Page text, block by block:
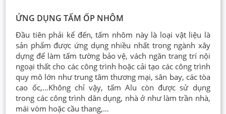
ỨNG DỤNG TẤM ỐP NHÔM
Đầu tiên phải kể đến, tấm nhôm này là loại vật liệu là
sản phẩm được ứng dụng nhiều nhất trong ngành xây
dựng để làm tấm tường bảo vệ, vách ngăn trang trí nội
ngoại thất cho các công trình hoặc cải tạo các công trình
quy mô lớn như trung tâm thương mại, sân bay, các tòa
cao ốc,…Không chỉ vậy, tấm Alu còn được sử dụng
trong các công trình dân dụng, nhà ở như làm trần nhà,
mái vòm hoặc cầu thang,…